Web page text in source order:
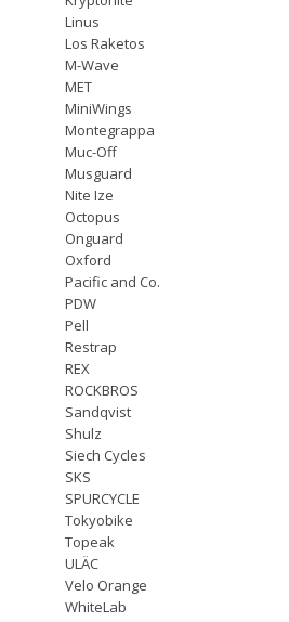
Linus
Los Raketos
M-Wave
MET
MiniWings
Montegrappa
Muc-Off
Musguard
Nite Ize
Octopus
Onguard
Oxford
Pacific and Co.
PDW
Pell
Restrap
REX
ROCKBROS
Sandqvist
Shulz
Siech Cycles
SKS
SPURCYCLE
Tokyobike
Topeak
ULÄC
Velo Orange
WhiteLab